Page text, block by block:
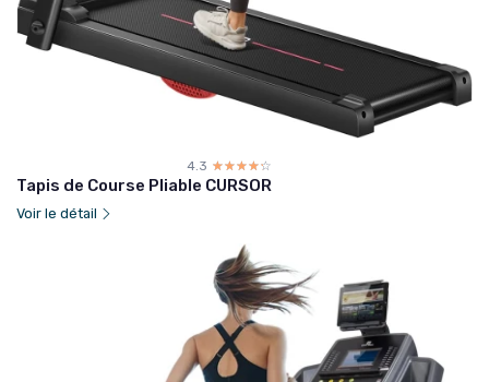
4.3 ☆☆☆☆☆
★★★★★
Tapis de Course Pliable CURSOR
Voir le détail